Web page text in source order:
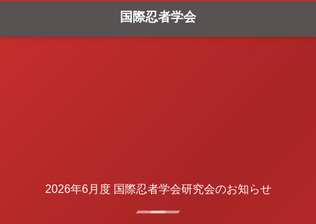
国際忍者学会
2026年6月度 国際忍者学会研究会のお知らせ